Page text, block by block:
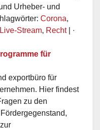
Urheber- und
Corona,
Live-Stream, Recht| ·
für
exportbüro für
Hier findest
zu den